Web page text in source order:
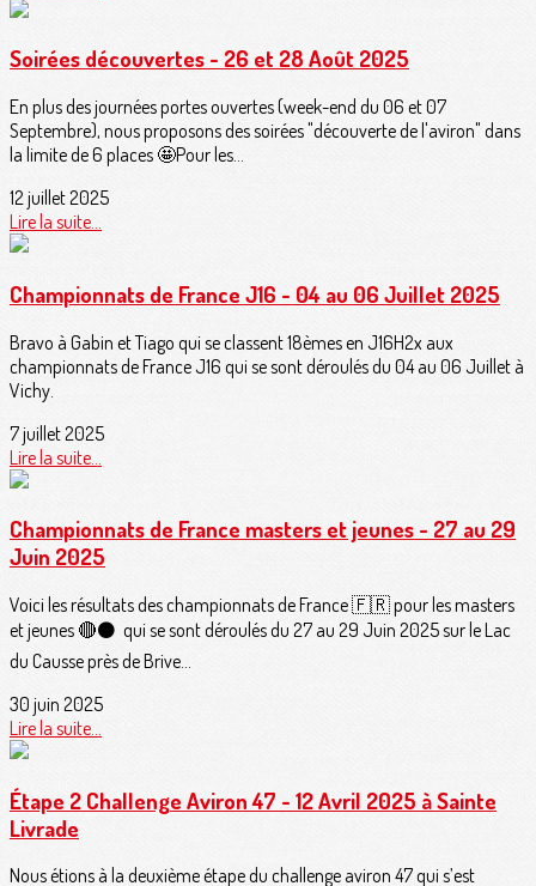
Soirées découvertes - 26 et 28 Août 2025
En plus des journées portes ouvertes (week-end du 06 et 07
Septembre), nous proposons des soirées "découverte de l'aviron" dans
la limite de 6 places 🤩Pour les...
12 juillet 2025
Lire la suite...
Championnats de France J16 - 04 au 06 Juillet 2025
Bravo à Gabin et Tiago qui se classent 18èmes en J16H2x aux
championnats de France J16 qui se sont déroulés du 04 au 06 Juillet à
Vichy.
7 juillet 2025
Lire la suite...
Championnats de France masters et jeunes - 27 au 29
Juin 2025
Voici les résultats des championnats de France 🇫🇷 pour les masters
et jeunes 🔴⚫️ qui se sont déroulés du 27 au 29 Juin 2025 sur le Lac
du Causse près de Brive...
30 juin 2025
Lire la suite...
Étape 2 Challenge Aviron 47 - 12 Avril 2025 à Sainte
Livrade
Nous étions à la deuxième étape du challenge aviron 47 qui s’est